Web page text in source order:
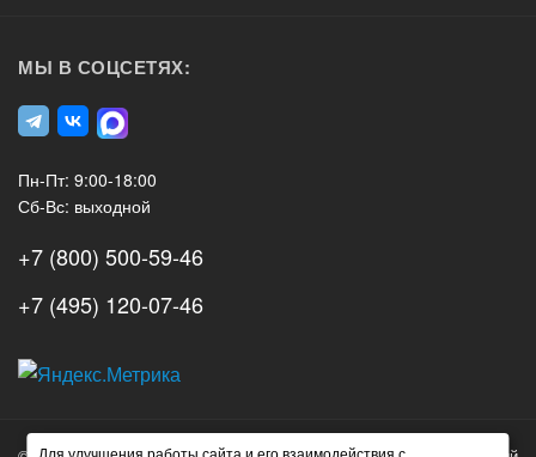
МЫ В СОЦСЕТЯХ:
Пн-Пт: 9:00-18:00
Сб-Вс: выходной
+7 (800) 500-59-46
+7 (495) 120-07-46
Инжиниринг
Для улучшения работы сайта и его взаимодействия с